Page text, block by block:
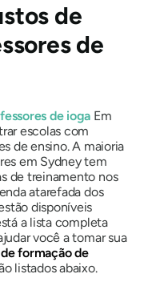
de
de
de ioga Em
escolas com
de ensino. A maioria
em Sydney tem
de treinamento nos
atarefada dos
disponíveis
a lista completa
você a tomar sua
formação de
listados abaixo.